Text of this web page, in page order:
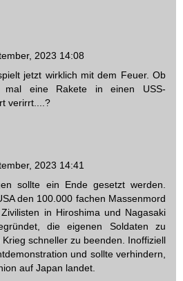
2023 14:08
jetzt wirklich mit dem Feuer. Ob
mal eine Rakete in einen USS-
verirrt....?
2023 14:41
sollte ein Ende gesetzt werden.
den 100.000 fachen Massenmord
in Hiroshima und Nagasaki
die eigenen Soldaten zu
schneller zu beenden. Inoffiziell
und sollte verhindern,
auf Japan landet.